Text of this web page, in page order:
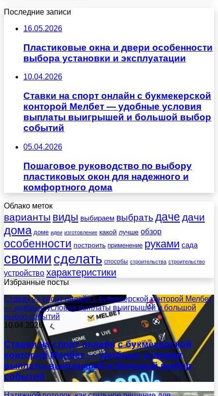
Последние записи
16.05.2026
Пластиковые окна и двери особенности
выбора установки и эксплуатации
10.04.2026
Ставки на спорт онлайн с букмекерской
конторой Мелбет — удобные условия
выплаты выигрышей и большой выбор
событий
05.04.2026
Пошаговое руководство по выбору
пластиковых окон для надежного и
комфортного дома
Облако меток
варианты виды выбираем выбрать даче дачи
дома доме идеи изготовление какой лучше обзор
особенности построить применение руками сада
своими сделать способы строительства строительство
устройство характеристики
Избранные посты
Ставки на спорт онлайн с букмекерской конторой Мелбет
— удобные условия выплаты выигрышей и большой
выбор событий
10.04.2026
Ставки на спорт онлайн с букмекерской
конторой Мелбет — удобные условия
выплаты выигрышей и большой выбор
событий